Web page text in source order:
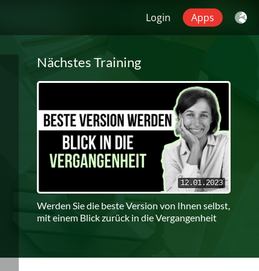
Login Apps
Nächstes Training
12.01.2023
Werden Sie die beste Version von Ihnen selbst,
mit einem Blick zurück in die Vergangenheit